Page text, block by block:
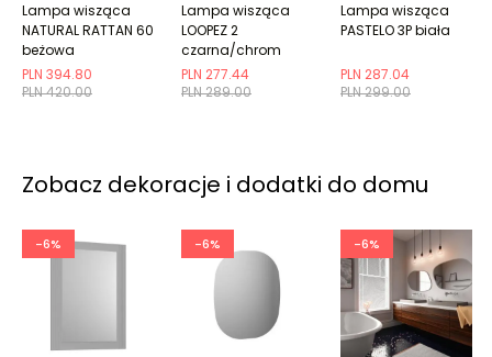
PLN 420.00
PLN 394.80
Lampa wisząca
NATURAL RATTAN 60
beżowa
PLN 289.00
PLN 277.44
Lampa wisząca
LOOPEZ 2
czarna/chrom
PLN 299.00
PLN 287.04
Lampa wisząca
PASTELO 3P biała
Zobacz dekoracje i dodatki do domu
-6% -6% -6%